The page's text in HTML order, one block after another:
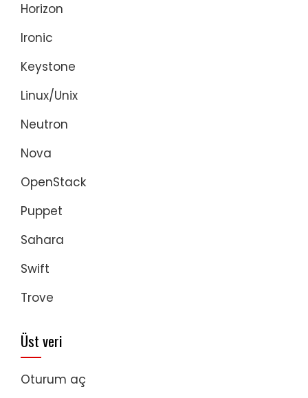
Horizon
Ironic
Keystone
Linux/Unix
Neutron
Nova
OpenStack
Puppet
Sahara
Swift
Trove
Üst veri
Oturum aç